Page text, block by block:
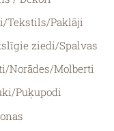
Tekstils/Paklāji
ziedi/Spalvas
Norādes/Molberti
Puķupodi